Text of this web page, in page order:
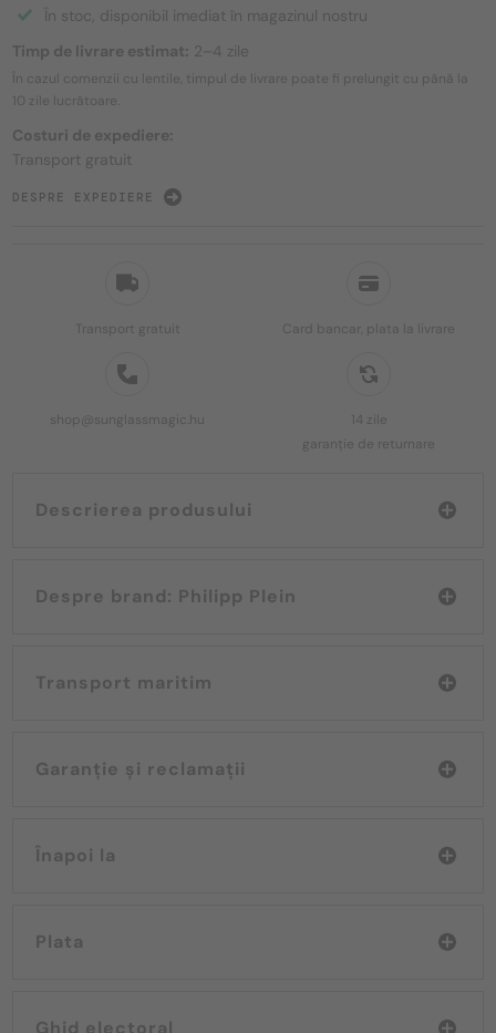
Transport gratuit Card bancar, plata la livrare
shop@sunglassmagic.hu
14 zile
garanție de returnare
Descrierea produsului
Despre brand: Philipp Plein
Transport maritim
Garanție și reclamații
Înapoi la
Plata
Ghid electoral
În stoc, disponibil imediat în magazinul nostru
Timp de livrare estimat: 2–4 zile
În cazul comenzii cu lentile, timpul de livrare poate fi prelungit cu până la
10 zile lucrătoare.
Costuri de expediere:
Transport gratuit
DESPRE EXPEDIERE